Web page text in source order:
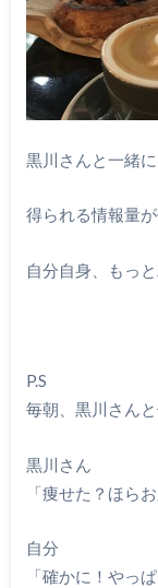
黒川さんと一緒
得られる情報量が
自分自身、もっ
P.S
毎朝、黒川さん
黒川さん
「痩せた？ほら
自分
「確かに！やっ